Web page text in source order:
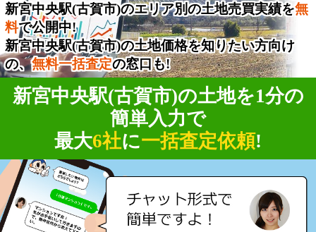
新宮中央駅(古賀市)のエリア別の土地売買実績を無
料で公開中!
新宮中央駅(古賀市)の土地価格を知りたい方向け
の、無料一括査定の窓口も!
新宮中央駅(古賀市)の土地を1分の
簡単入力で
最大6社に一括査定依頼!